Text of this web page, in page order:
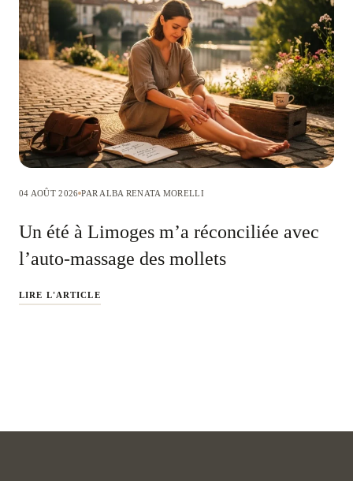
04 AOÛT 2026 PAR ALBA RENATA MORELLI
Un été à Limoges m’a réconciliée avec
l’auto-massage des mollets
LIRE L'ARTICLE